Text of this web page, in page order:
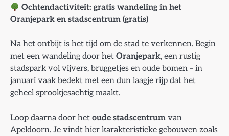
Ochtendactiviteit: gratis wandeling in het
Oranjepark en stadscentrum (gratis)
Na het ontbijt is het tijd om de stad te verkennen. Begin
met een wandeling door het Oranjepark, een rustig
stadspark vol vijvers, bruggetjes en oude bomen – in
januari vaak bedekt met een dun laagje rijp dat het
geheel sprookjesachtig maakt.
Loop daarna door het oude stadscentrum van
Apeldoorn. Je vindt hier karakteristieke gebouwen zoals